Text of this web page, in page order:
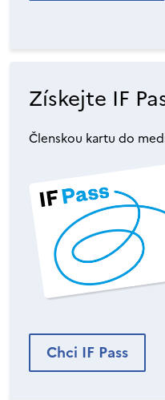
Získejte IF
Členskou kartu do
Chci IF Pass